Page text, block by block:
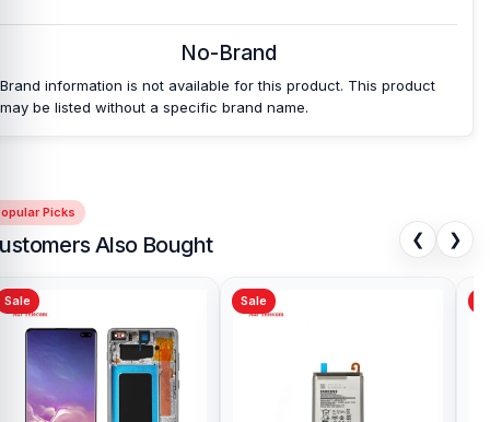
No-Brand
Brand information is not available for this product. This product
may be listed without a specific brand name.
Picks
Also Bought ❮ ❯
Sale Sale
Original quality Oppo A15s
৳ 1,299.00
Add to Cart